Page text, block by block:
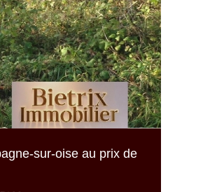
sur-oise au prix de